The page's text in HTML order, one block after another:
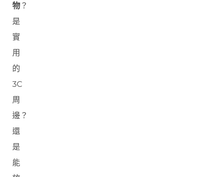
物 ？
是
實
用
的
3C
周
邊？
還
是
能